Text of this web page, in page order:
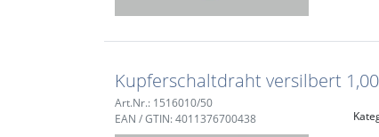
Kupferschaltdraht versilbert
Art.Nr.: 1516010/50
EAN / GTIN: 4011376700438